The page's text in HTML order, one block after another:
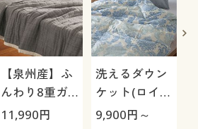
【泉州産】ふ
んわり8重ガ
ーゼケット
11,990円
洗えるダウン
ケット(ロイヤ
ルゴールド)
9,900円～